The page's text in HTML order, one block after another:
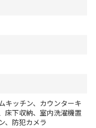
キッチン、カウンターキ
床下収納、室内洗濯機置
、防犯カメラ